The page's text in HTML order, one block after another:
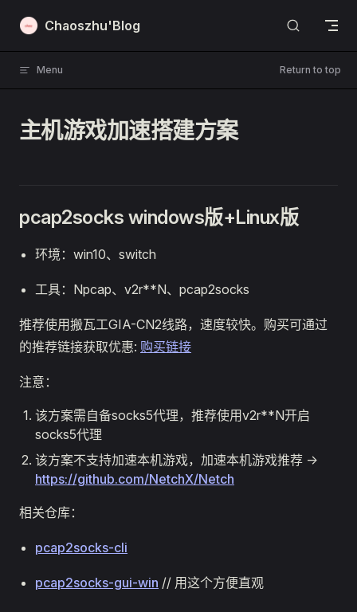
Skip to content
Chaoszhu'Blog
Menu Return to top
主机游戏加速搭建方案
pcap2socks windows版+Linux版
环境：win10、switch
工具：Npcap、v2r**N、pcap2socks
推荐使用搬瓦工GIA-CN2线路，速度较快。购买可通过
的推荐链接获取优惠: 购买链接
注意：
该方案需自备socks5代理，推荐使用v2r**N开启
socks5代理
该方案不支持加速本机游戏，加速本机游戏推荐 ->
https://github.com/NetchX/Netch
相关仓库：
pcap2socks-cli
pcap2socks-gui-win // 用这个方便直观